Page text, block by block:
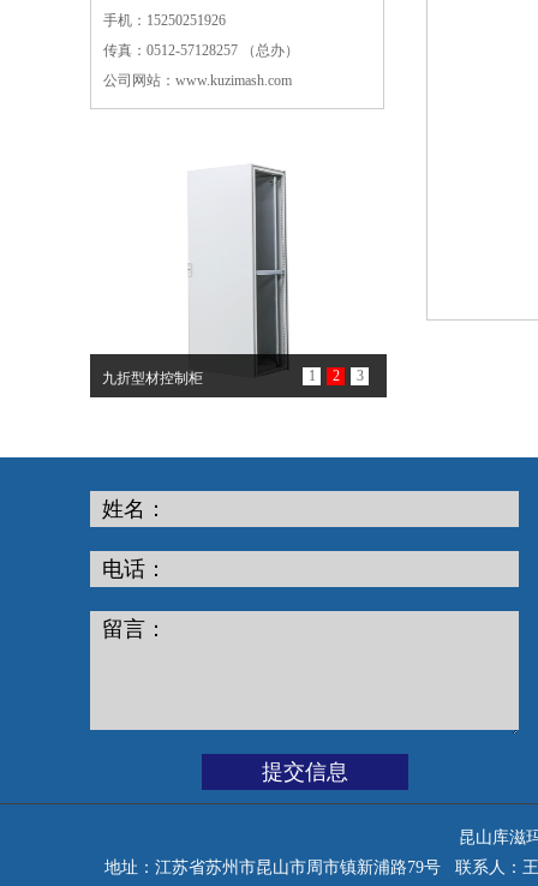
手机：15250251926
传真：0512-57128257 （总办）
公司网站：www.kuzimash.com
1 2 3
九折型材控制柜
姓名：
电话：
留言：
昆山库滋
地址：江苏省苏州市昆山市周市镇新浦路79号 联系人：